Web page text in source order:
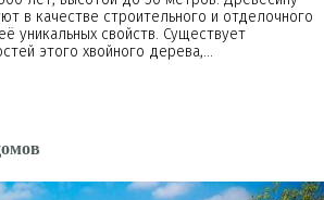
в качестве строительного и отделочного
уникальных свойств. Существует
этого хвойного дерева,…